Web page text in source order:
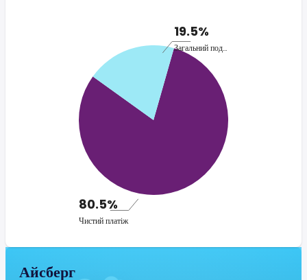
19.5%
Загальний податок
80.5%
Чистий платіж
Айсберг